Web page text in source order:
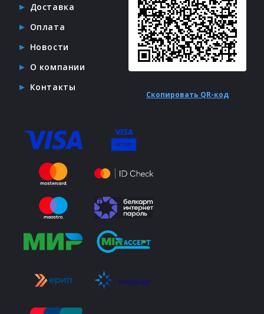
Доставка
Оплата
Новости
О компании
Контакты
Скопировать QR-код